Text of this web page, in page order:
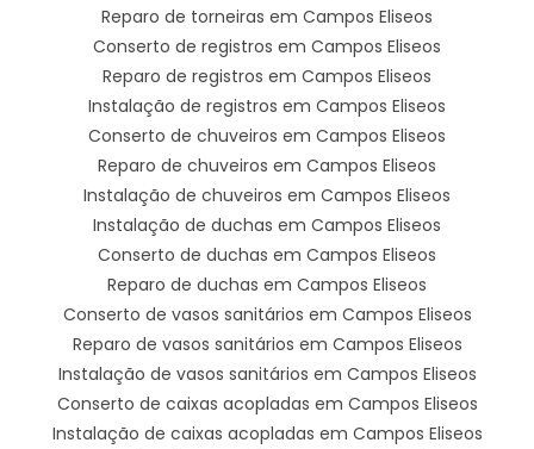
Reparo de torneiras em Campos Eliseos
Conserto de registros em Campos Eliseos
Reparo de registros em Campos Eliseos
Instalação de registros em Campos Eliseos
Conserto de chuveiros em Campos Eliseos
Reparo de chuveiros em Campos Eliseos
Instalação de chuveiros em Campos Eliseos
Instalação de duchas em Campos Eliseos
Conserto de duchas em Campos Eliseos
Reparo de duchas em Campos Eliseos
Conserto de vasos sanitários em Campos Eliseos
Reparo de vasos sanitários em Campos Eliseos
Instalação de vasos sanitários em Campos Eliseos
Conserto de caixas acopladas em Campos Eliseos
Instalação de caixas acopladas em Campos Eliseos